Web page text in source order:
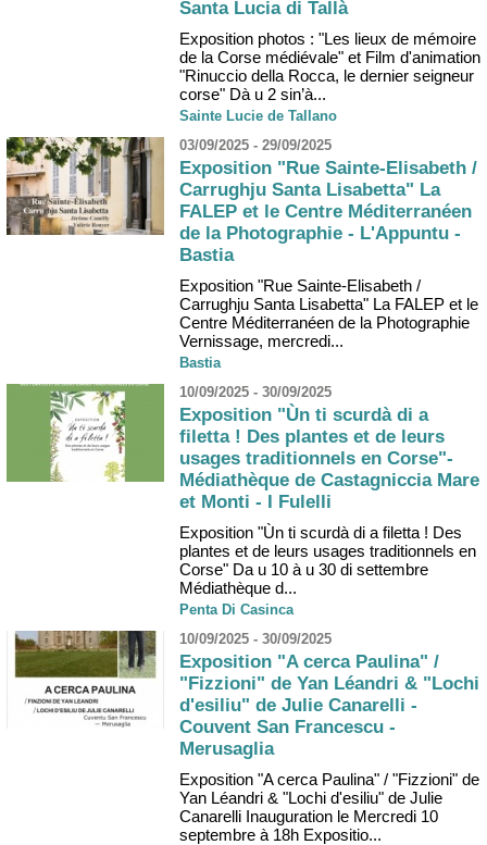
Santa Lucia di Tallà
Exposition photos : "Les lieux de mémoire
de la Corse médiévale" et Film d'animation
"Rinuccio della Rocca, le dernier seigneur
corse" Dà u 2 sin’à...
Sainte Lucie de Tallano
03/09/2025 - 29/09/2025
Exposition "Rue Sainte-Elisabeth /
Carrughju Santa Lisabetta" La
FALEP et le Centre Méditerranéen
de la Photographie - L'Appuntu -
Bastia
Exposition "Rue Sainte-Elisabeth /
Carrughju Santa Lisabetta" La FALEP et le
Centre Méditerranéen de la Photographie
Vernissage, mercredi...
Bastia
10/09/2025 - 30/09/2025
Exposition "Ùn ti scurdà di a
filetta ! Des plantes et de leurs
usages traditionnels en Corse"-
Médiathèque de Castagniccia Mare
et Monti - I Fulelli
Exposition "Ùn ti scurdà di a filetta ! Des
plantes et de leurs usages traditionnels en
Corse" Da u 10 à u 30 di settembre
Médiathèque d...
Penta Di Casinca
10/09/2025 - 30/09/2025
Exposition "A cerca Paulina" /
"Fizzioni" de Yan Léandri & "Lochi
d'esiliu" de Julie Canarelli -
Couvent San Francescu -
Merusaglia
Exposition "A cerca Paulina" / "Fizzioni" de
Yan Léandri & "Lochi d'esiliu" de Julie
Canarelli Inauguration le Mercredi 10
septembre à 18h Expositio...